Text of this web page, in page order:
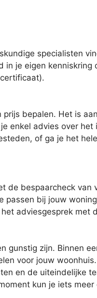
specialisten
je eigen kenniskring
bepalen. Het is
enkel advies over het
of ga je het
de bespaarcheck van
passen bij jouw
adviesgesprek met
gunstig zijn. Binnen
voor jouw
en de uiteindelijke
kun je iets